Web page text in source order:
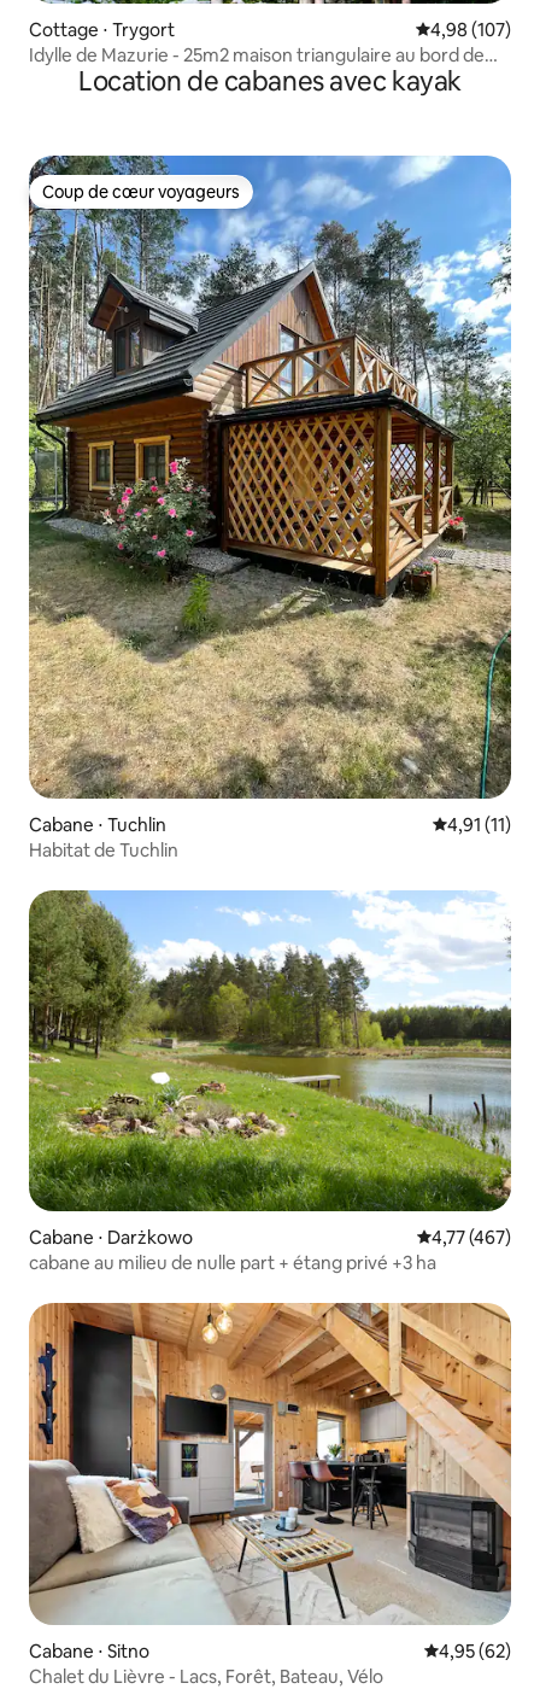
Cottage ⋅ Trygort Évaluation
4,98 (107)
Idylle de Mazurie - 25m2 maison triangulaire au bord de
l'étangLocation de cabanes avec kayak
Coup de cœur voyageurs
Coup de cœur voyageurs
Cabane ⋅ Tuchlin Évaluation
4,91 (11)
Habitat de Tuchlin
Cabane ⋅ Darżkowo Évaluation
4,77 (467)
cabane au milieu de nulle part + étang privé +3 ha
Cabane ⋅ Sitno Évaluation
4,95 (62)
Chalet du Lièvre - Lacs, Forêt, Bateau, Vélo